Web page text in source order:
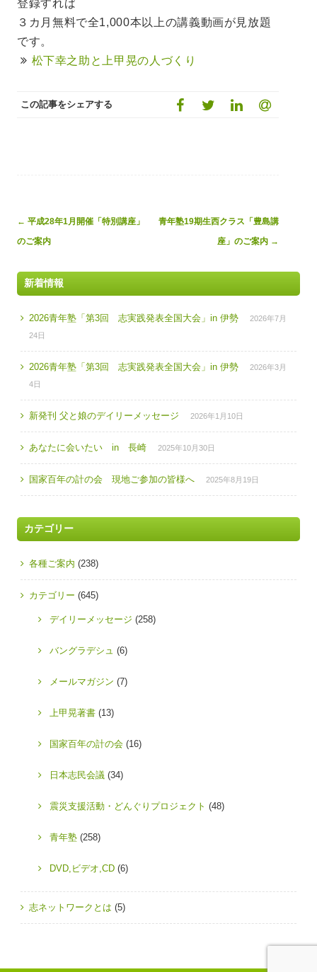
登録すれば
３カ月無料で全1,000本以上の講義動画が見放題
です。
松下幸之助と上甲晃の人づくり
この記事をシェアする
Post
navigation
← 平成28年1月開催「特別講座」
のご案内
青年塾19期生西クラス「豊島講
座」のご案内 →
新着情報
2026青年塾「第3回 志実践発表全国大会」in 伊勢
2026年7月
24日
2026青年塾「第3回 志実践発表全国大会」in 伊勢
2026年3月
4日
新発刊 父と娘のデイリーメッセージ 2026年1月10日
あなたに会いたい in 長崎 2025年10月30日
国家百年の計の会 現地ご参加の皆様へ 2025年8月19日
カテゴリー
各種ご案内 (238)
カテゴリー (645)
デイリーメッセージ (258)
バングラデシュ (6)
メールマガジン (7)
上甲晃著書 (13)
国家百年の計の会 (16)
日本志民会議 (34)
震災支援活動・どんぐりプロジェクト (48)
青年塾 (258)
DVD,ビデオ,CD (6)
志ネットワークとは (5)